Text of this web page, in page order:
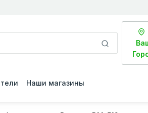
Наши магазины